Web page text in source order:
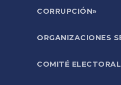
CORRUPCIÓN»
ORGANIZACIONES
COMITÉ